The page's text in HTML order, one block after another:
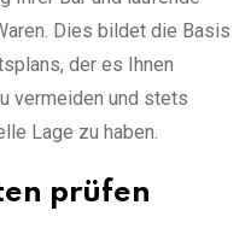
Dies bildet die Basis
der es Ihnen
vermeiden und stets
Lage zu haben.
prüfen